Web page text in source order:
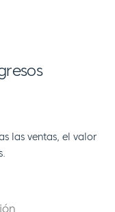
las ventas, el valor